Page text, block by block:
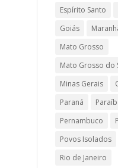
Espírito Santo
Goiás
Mato Grosso
Mato Grosso do
Minas Gerais
Paraná
Pernambuco
Povos Isolados
Rio de Janeiro